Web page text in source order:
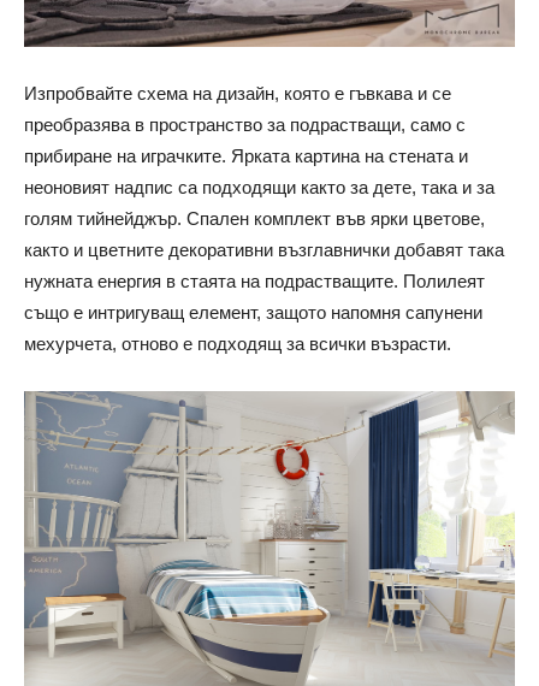
Изпробвайте схема на дизайн, която е гъвкава и се
преобразява в пространство за подрастващи, само с
прибиране на играчките. Ярката картина на стената и
неоновият надпис са подходящи както за дете, така и за
голям тийнейджър. Спален комплект във ярки цветове,
както и цветните декоративни възглавнички добавят така
нужната енергия в стаята на подрастващите. Полилеят
също е интригуващ елемент, защото напомня сапунени
мехурчета, отново е подходящ за всички възрасти.